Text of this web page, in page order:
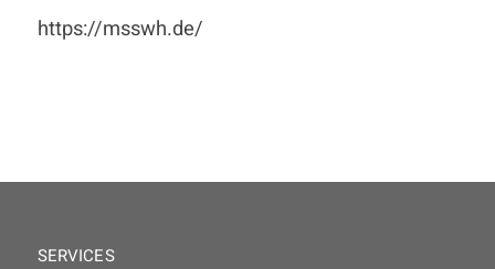
https://msswh.de/
SERVICES